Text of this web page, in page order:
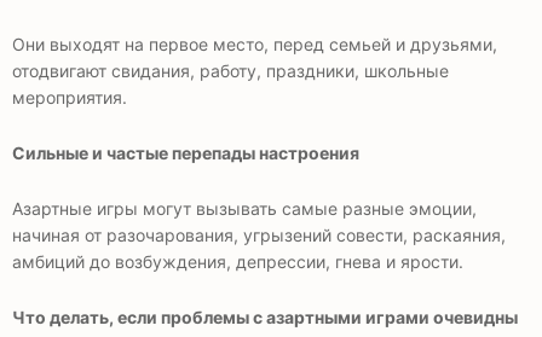
Они выходят на первое место, перед семьей и друзьями,
отодвигают свидания, работу, праздники, школьные
мероприятия.
Сильные и частые перепады настроения
Азартные игры могут вызывать самые разные эмоции,
начиная от разочарования, угрызений совести, раскаяния,
амбиций до возбуждения, депрессии, гнева и ярости.
Что делать, если проблемы с азартными играми очевидны